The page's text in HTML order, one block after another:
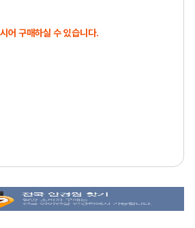
어 구매하실 수 있습니다.